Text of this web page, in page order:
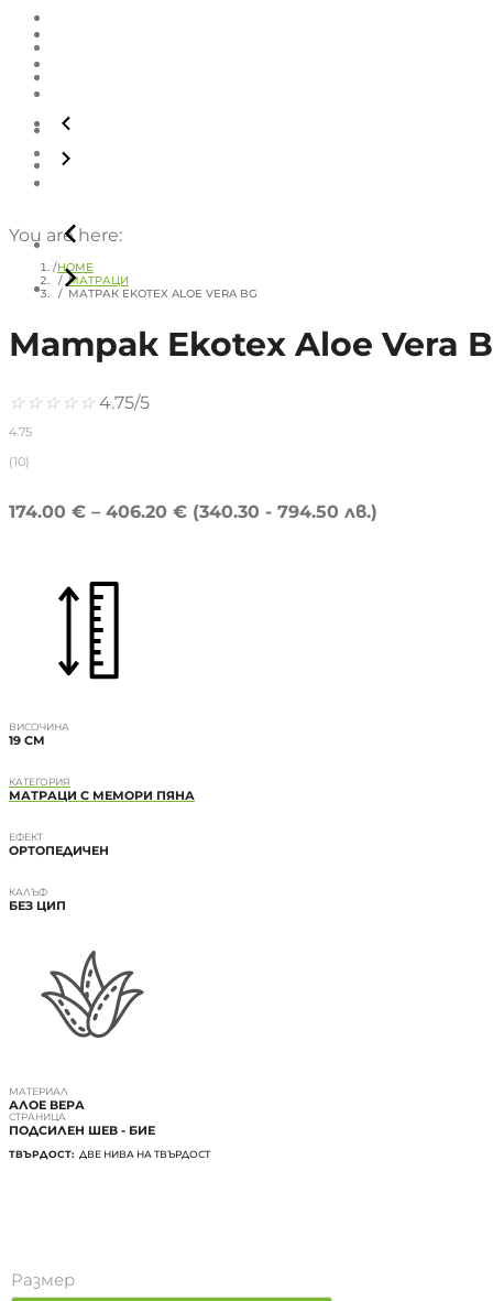
You are here:
HOME
МАТРАЦИ
МАТРАК EKOTEX ALOE VERA BG
Матрак Ekotex Aloe Vera
☆ ☆ ☆ ☆ ☆ 4.75/5
4.75
(10)
174.00 € – 406.20 € (340.30 - 794.50 лв.)
ВИСОЧИНА
19 CM
КАТЕГОРИЯ
МАТРАЦИ С МЕМОРИ ПЯНА
ЕФЕКТ
ОРТОПЕДИЧЕН
КАЛЪФ
БЕЗ ЦИП
МАТЕРИАЛ
АЛОЕ ВЕРА
СТРАНИЦА
ПОДСИЛЕН ШЕВ - БИЕ
ТВЪРДОСТ: ДВЕ НИВА НА ТВЪРДОСТ
Размер